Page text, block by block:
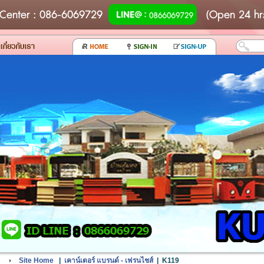
: 086-6069729 (Open 24
Site Home เคาน์เตอร์ แบรนด์ - เฟรนไชส์| K119